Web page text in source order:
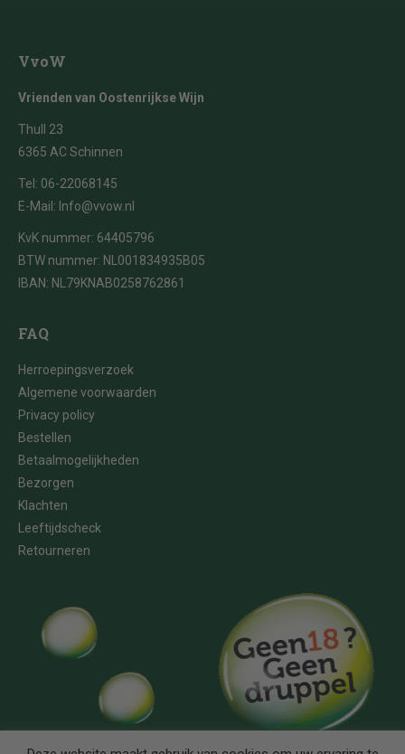
VvoW
Vrienden van Oostenrijkse Wijn
Thull 23
6365 AC Schinnen
Tel: 06-22068145
E-Mail: Info@vvow.nl
KvK nummer: 64405796
BTW nummer: NL001834935B05
IBAN: NL79KNAB0258762861
FAQ
Herroepingsverzoek
Algemene voorwaarden
Privacy policy
Bestellen
Betaalmogelijkheden
Bezorgen
Klachten
Leeftijdscheck
Retourneren